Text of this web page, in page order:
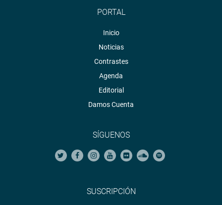
PORTAL
Inicio
Noticias
Contrastes
Agenda
Editorial
Damos Cuenta
SÍGUENOS
SUSCRIPCIÓN